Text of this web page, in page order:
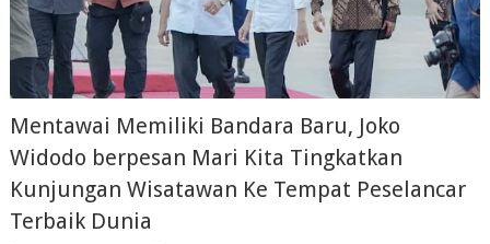
Mentawai Memiliki Bandara Baru, Joko
Widodo berpesan Mari Kita Tingkatkan
Kunjungan Wisatawan Ke Tempat Peselancar
Terbaik Dunia